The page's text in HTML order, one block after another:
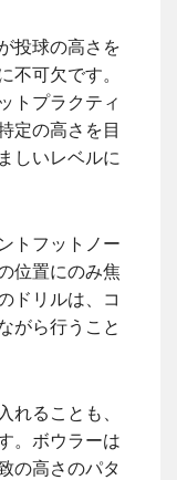
投球の高さを
不可欠です。
トプラクティ
定の高さを目
しいレベルに
トフットノー
位置にのみ焦
ドリルは、コ
がら行うこと
れることも、
。ボウラーは
の高さのパタ